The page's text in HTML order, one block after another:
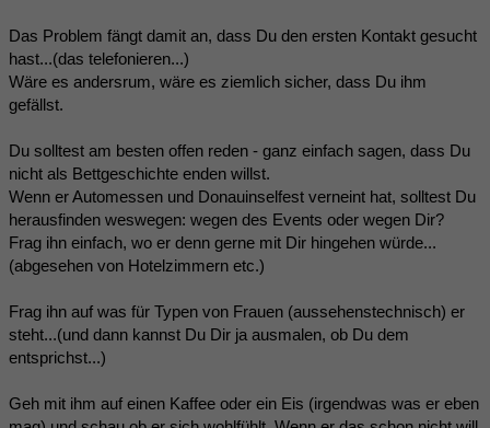
Das Problem fängt damit an, dass Du den ersten Kontakt gesucht
hast...(das telefonieren...)
Wäre es andersrum, wäre es ziemlich sicher, dass Du ihm
gefällst.
Du solltest am besten offen reden - ganz einfach sagen, dass Du
nicht als Bettgeschichte enden willst.
Wenn er Automessen und Donauinselfest verneint hat, solltest Du
herausfinden weswegen: wegen des Events oder wegen Dir?
Frag ihn einfach, wo er denn gerne mit Dir hingehen würde...
(abgesehen von Hotelzimmern etc.)
Frag ihn auf was für Typen von Frauen (aussehenstechnisch) er
steht...(und dann kannst Du Dir ja ausmalen, ob Du dem
entsprichst...)
Geh mit ihm auf einen Kaffee oder ein Eis (irgendwas was er eben